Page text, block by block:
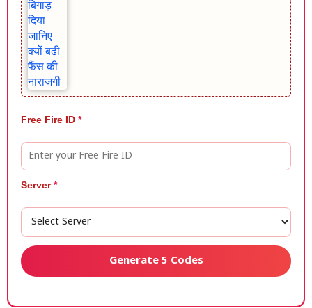
Free Fire ID *
Server*
Generate 5 Codes